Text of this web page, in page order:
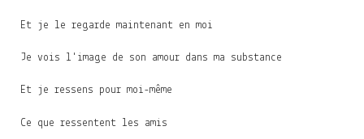
Et je le regarde maintenant en moi
Je vois l'image de son amour dans ma substance
Et je ressens pour moi-même
Ce que ressentent les amis